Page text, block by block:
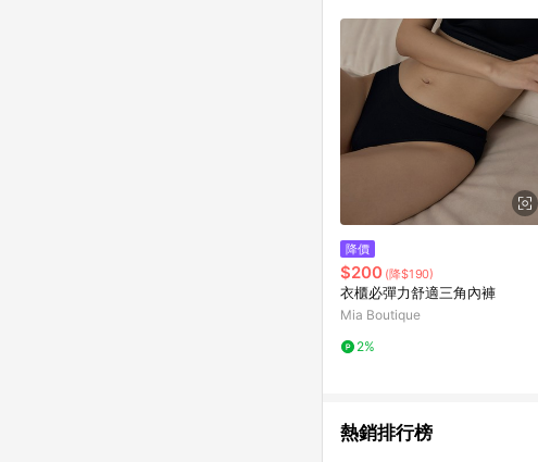
降價
$200 (降$190)
衣櫃必彈力舒適三角內褲
Mia Boutique
2%
熱銷排行榜